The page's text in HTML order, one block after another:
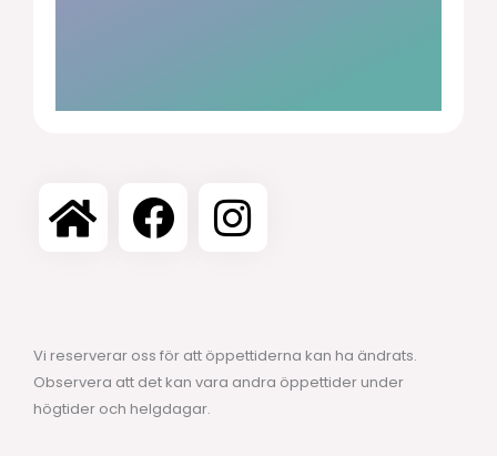
Vi reserverar oss för att öppettiderna kan ha ändrats.
Observera att det kan vara andra öppettider under
högtider och helgdagar.